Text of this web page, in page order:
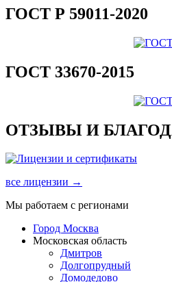
ГОСТ Р 59011-2020
ГОСТ 33670-2015
ОТЗЫВЫ И
все лицензии →
Мы работаем с регионами
Город Москва
Московская область
Дмитров
Долгопрудный
Домодедово